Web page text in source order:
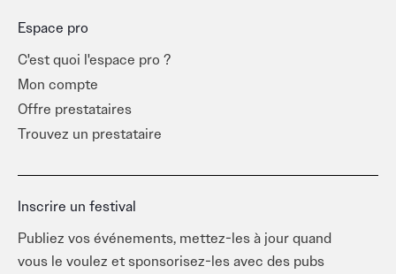
Espace pro
C'est quoi l'espace pro ?
Mon compte
Offre prestataires
Trouvez un prestataire
Inscrire un festival
Publiez vos événements, mettez-les à jour quand
vous le voulez et sponsorisez-les avec des pubs